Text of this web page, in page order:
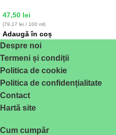
47,50 lei
(79,17 lei / 100 ml)
Adaugă în coș
Despre noi
Termeni și condiții
Politica de cookie
Politica de confidențialitate
Contact
Hartă site
Cum cumpăr